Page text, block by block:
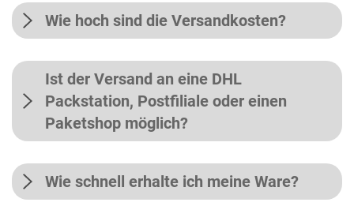
Wie hoch sind die Versandkosten?
Ist der Versand an eine DHL
Packstation, Postfiliale oder einen
Paketshop möglich?
Wie schnell erhalte ich meine Ware?